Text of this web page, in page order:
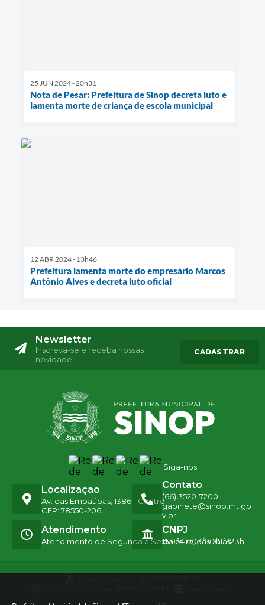
25 JUN 2024 - 20h31
Nota de Pesar: Prefeitura de Sinop decreta luto e
lamenta morte de criança de escola municipal
12 ABR 2024 - 13h46
Prefeitura lamenta morte do empresário Marcos
Antônio Alves e decreta luto oficial
Newsletter
Inscreva-se e receba nossas
novidade!
CADASTRAR
Siga-nos
Localização
Av. das Embaúbas, 1386 - Centro
CEP: 78550-206
Contato
(66) 3520-7200
gabinete@sinop.mt.go
v.br
Atendimento
Atendimento de Segunda a Sexta-feira, das 7h às 13h
CNPJ
15.024.003/0001-32